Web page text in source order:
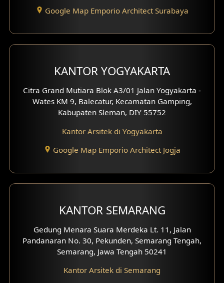
Fasad Klinik
Desain Mezanin
Desain Rumah Moroccan
Desain Rumah Scandinavian
Desain Balkon
Desain Void
Desain Toilet Tamu
Desain Kanopi
Google Map Emporio Architect Surabaya
KANTOR YOGYAKARTA
Citra Grand Mutiara Blok A3/01 Jalan Yogyakarta -
Wates KM 9, Balecatur, Kecamatan Gamping,
Kabupaten Sleman, DIY 55752
Kantor Arsitek di Yogyakarta
Google Map Emporio Architect Jogja
KANTOR SEMARANG
Gedung Menara Suara Merdeka Lt. 11, Jalan
Pandanaran No. 30, Pekunden, Semarang Tengah,
Semarang, Jawa Tengah 50241
Kantor Arsitek di Semarang